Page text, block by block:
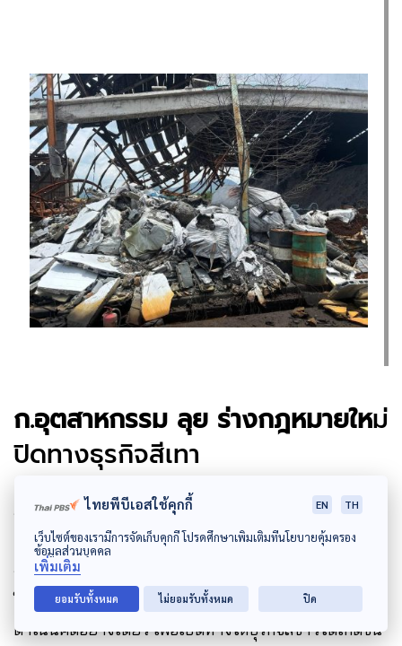
ก.อุตสาหกรรม ลุย ร่างกฎหมายใหม่
ปิดทางธุรกิจสีเทา
รมว.กระทรวงอุตสาหกรรม บอกด้วยว่า คนทำธุรกิจที่ดีก็มี
แต่ก็มาติดปัญหาตรงธุรกิจสีเทาที่เน้นการจ่ายใต้โต๊ะที่มา
รับจ้างทำการกำจัดขยะอย่างไร้ความรับผิดชอบจะกำจัด
ให้ สีเทา สีดำ ไม่มีการต่อรองไม่มีการเปรียบเทียบปรับ
ดำเนินคดีอย่างเดียว เพื่อเปิดทางให้ธุรกิจสีขาวได้เกิดขึ้น
ไทยพีบีเอสใช้คุกกี้ EN TH
เว็บไซต์ของเรามีการจัดเก็บคุกกี้ โปรดศึกษาเพิ่มเติมที่นโยบายคุ้มครอง
ข้อมูลส่วนบุคคล
เพิ่มเติม
ยอมรับทั้งหมด ไม่ยอมรับทั้งหมด ปิด